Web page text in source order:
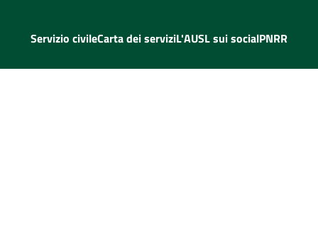
Servizio civileCarta dei serviziL'AUSL sui socialPNRR